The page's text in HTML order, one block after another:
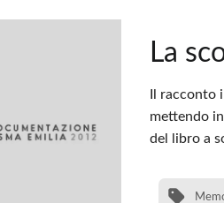
La
Il racconto
mettendo
del libro a